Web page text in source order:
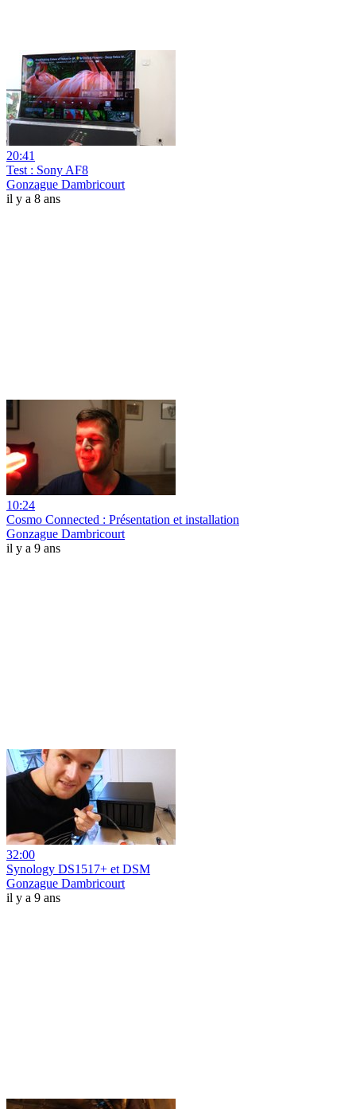
20:41
Test : Sony AF8
Gonzague Dambricourt
il y a 8 ans
10:24
Cosmo Connected : Présentation et installation
Gonzague Dambricourt
il y a 9 ans
32:00
Synology DS1517+ et DSM
Gonzague Dambricourt
il y a 9 ans